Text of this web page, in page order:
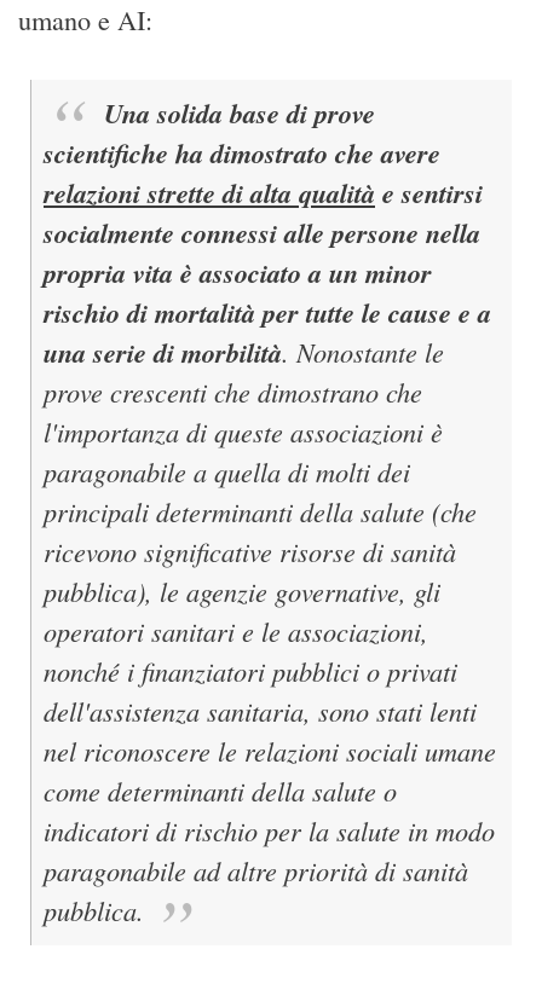
umano e AI:
Una solida base di prove
scientifiche ha dimostrato che avere
relazioni strette di alta qualità e sentirsi
socialmente connessi alle persone nella
propria vita è associato a un minor
rischio di mortalità per tutte le cause e a
una serie di morbilità. Nonostante le
prove crescenti che dimostrano che
l'importanza di queste associazioni è
paragonabile a quella di molti dei
principali determinanti della salute (che
ricevono significative risorse di sanità
pubblica), le agenzie governative, gli
operatori sanitari e le associazioni,
nonché i finanziatori pubblici o privati
dell'assistenza sanitaria, sono stati lenti
nel riconoscere le relazioni sociali umane
come determinanti della salute o
indicatori di rischio per la salute in modo
paragonabile ad altre priorità di sanità
pubblica.